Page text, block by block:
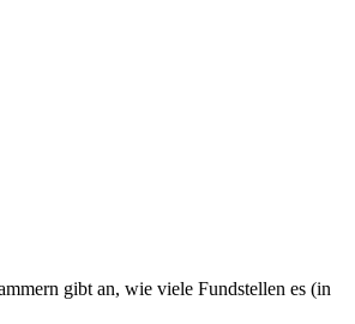
gibt an, wie viele Fundstellen es (in